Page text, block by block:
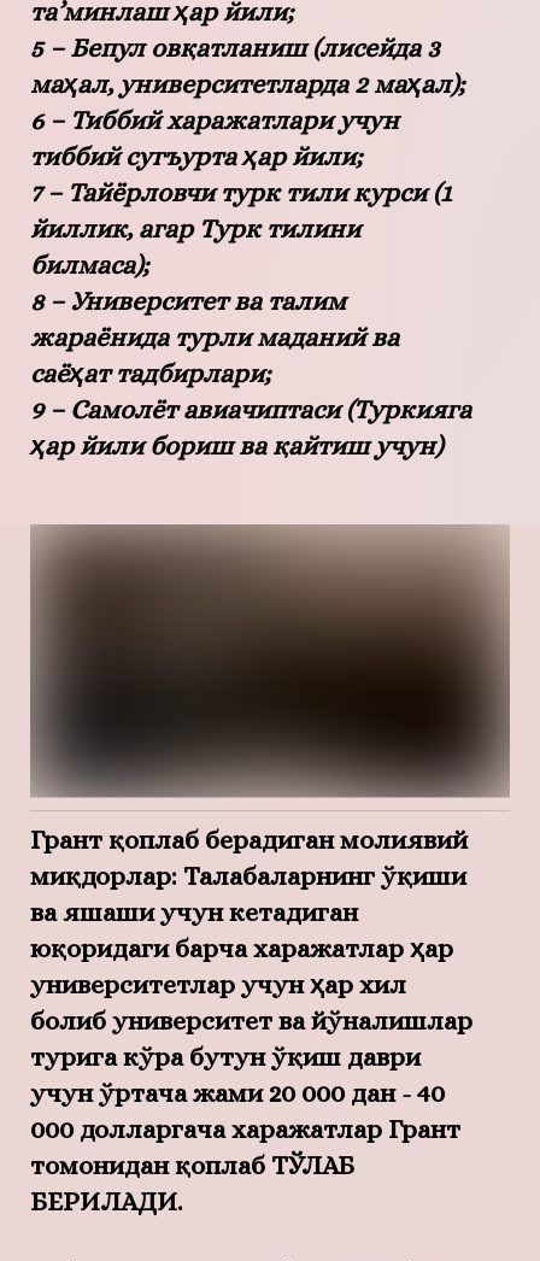
та’минлаш ҳар йили;
5 – Бепул овқатланиш (лисейда 3
маҳал, университетларда 2 маҳал);
6 – Тиббий харажатлари учун
тиббий сугъурта ҳар йили;
7 – Тайёрловчи турк тили курси (1
йиллик, агар Турк тилини
билмаса);
8 – Университет ва талим
жараёнида турли маданий ва
саёҳат тадбирлари;
9 – Самолёт авиачиптаси (Туркияга
ҳар йили бориш ва қайтиш учун)
Грант қоплаб берадиган молиявий
миқдорлар: Талабаларнинг ўқиши
ва яшаши учун кетадиган
юқоридаги барча харажатлар ҳар
университетлар учун ҳар хил
болиб университет ва йўналишлар
турига кўра бутун ўқиш даври
учун ўртача жами 20 000 дан - 40
000 долларгача харажатлар Грант
томонидан қоплаб ТЎЛАБ
БЕРИЛАДИ.